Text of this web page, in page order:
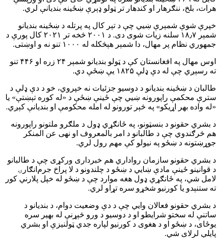
هرات، بلخ، ننګرهار او کندهار تر ټولو ډېرې ښځینه بندیانې لري.
خپرې شوې شمېرې ښيي چې د تېر کال په پرتله د ښځینه بندیانو
شمېر ۱۸٫۷ سلنه زیات شوی دی. د ۲۰۰۱ څخه تر ۲۰۲۱ کال پورې د
جمهوري نظام پر مهال، دا شمېر هېڅکله له ۱۰۰۰ تنو نه و اوښتی.
اوس مهال په افغانستان کې د ټولو بندیانو شمېر ۲۴ زره او ۴۴۶ تنو
ته رسېږي چې له دې ډلې ۱۸۲۵ یې ښځې دي.
طالبان د ښځینه بندیانو د دوسیو جزئیات نه خپروي، خو د دې ډلې د
سترې محکمې راپورونه ښيي چې ځینې ښځې د «له کوره تېښتې» یا
«له واده بهر اړیکو» په څېر تورونو له امله محکومې او بندیانې کېږي.
د بشري حقونو د بنسټونو، په ځانګړي ډول د ملګرو ملتونو راپورونه
هم څرګندوي چې د طالبانو د امر بالمعروف او نهی عن المنکر
جوړښتونه د ښځو په نیولو کې مهم رول لري.
د بشري حقونو سازمان رواداري هم خبرداری ورکړی چې د طالبانو
د قوانینو ځینې مادې ښايي د ښځو د چلندونو د لا پراخ جرم‌انګارۍ
لامل شي، په ځانګړي ډول هغه موارد چې د ښځو له خپل پلارني کور
ته ستنېدو یا کورنیو شخړو سره تړاو لري.
د بشري حقونو فعالان وایي چې د دې وضعیت دوام، د بندیانو د
ساتنې له سختو شرایطو او د دوسیو د ورو څېړنې له بهیر سره
یوځای، د ښځو او د هغوی د کورنیو لپاره جدي ټولنیزې او بشري
پایلې لرلای شي.